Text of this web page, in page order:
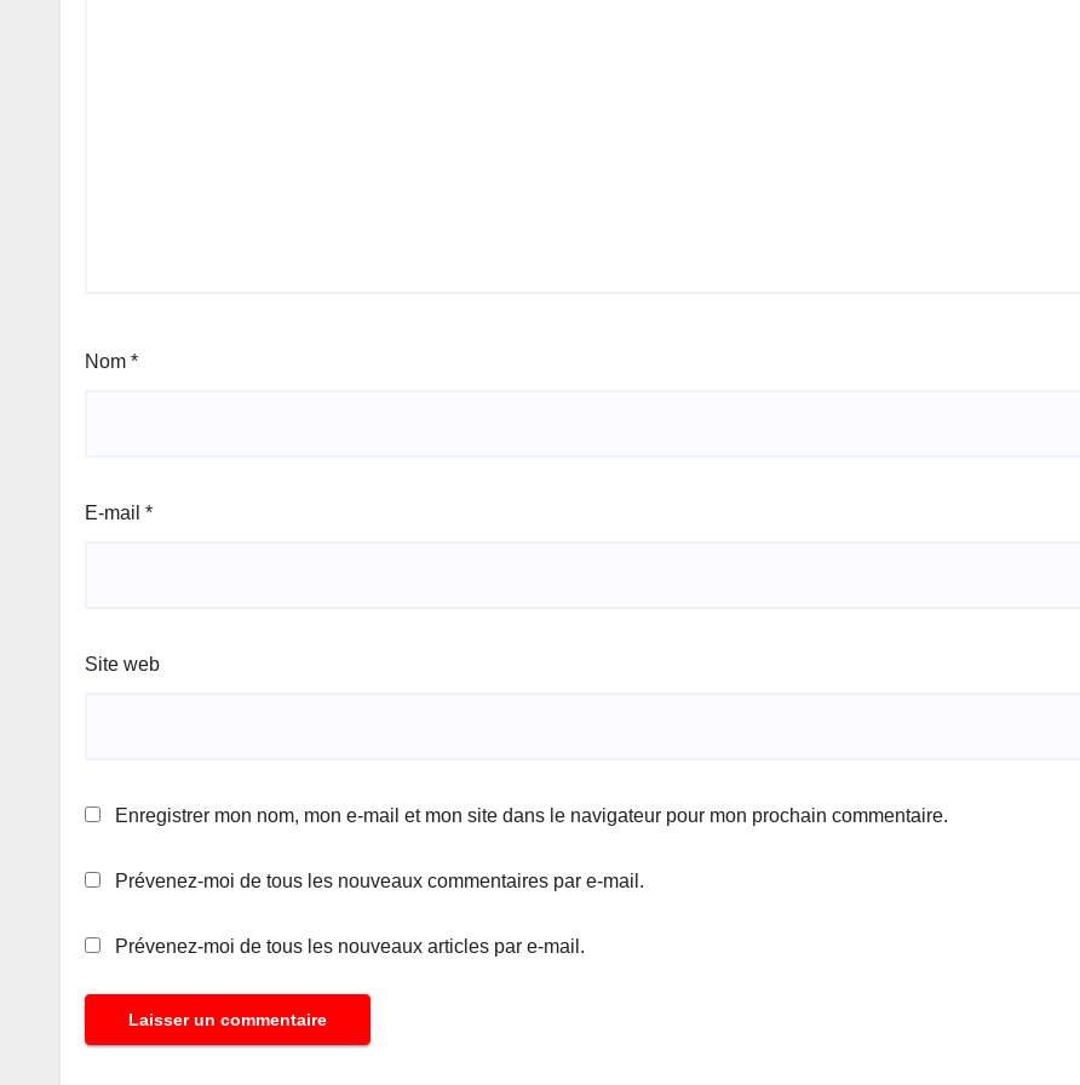
Nom *
E-mail *
Site web
Enregistrer mon nom, mon e-mail et mon site dans le navigateur pour mon prochain commentaire.
Prévenez-moi de tous les nouveaux commentaires par e-mail.
Prévenez-moi de tous les nouveaux articles par e-mail.